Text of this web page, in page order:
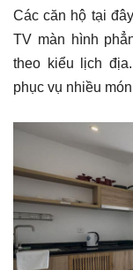
Các căn hộ tại
TV màn hình
theo kiểu lịch
phục vụ nhiều